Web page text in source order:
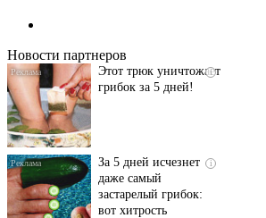
Новости партнеров
i
Этот трюк уничтожает
грибок за 5 дней!
i
За 5 дней исчезнет
даже самый
застарелый грибок:
вот хитрость